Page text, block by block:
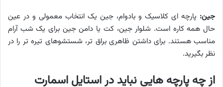
جین: پارچه ای کلاسیک و بادوام، جین یک انتخاب معمولی و در عین
حال همه کاره است. شلوار جین، کت یا دامن جین برای یک شب آرام
مناسب هستند. برای داشتن ظاهری براق تر، شستشوهای تیره تر را در
نظر بگیرید.
از چه پارچه هایی نباید در استایل اسمارت